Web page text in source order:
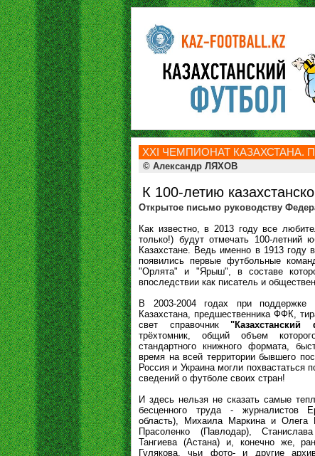
ХXI ЧЕМПИОНАТ КАЗАХСТАНА.
© Александр ЛЯХОВ
К 100-летию
Открытое письмо руководству
Как известно, в 2013 году все
только!) будут отмечать 100-летний
Казахстане. Ведь именно в 1913 году
появились первые футбольные
"Орлята" и "Ярыш", в составе
впоследствии как писатель и
В 2003-2004 годах при поддержке
Казахстана, предшественника ФФК,
свет справочник
трёхтомник, общий объем
стандартного книжного формата,
время на всей территории бывшего
Россия и Украина могли похвастаться
сведений о футболе своих стран!
И здесь нельзя не сказать самые
бесценного труда - журналистов
область), Михаила Маркина и Олега
Прасоленко (Павлодар),
Тангиева (Астана) и, конечно же,
Гулякова, чьи фото- и другие